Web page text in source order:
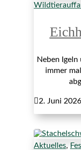
Neben
immer
2. Juni 2026
Aktuelles,